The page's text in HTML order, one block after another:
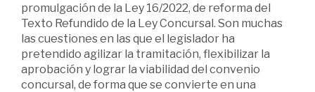
promulgación de la Ley 16/2022, de reforma del
Texto Refundido de la Ley Concursal. Son muchas
las cuestiones en las que el legislador ha
pretendido agilizar la tramitación, flexibilizar la
aprobación y lograr la viabilidad del convenio
concursal, de forma que se convierte en una